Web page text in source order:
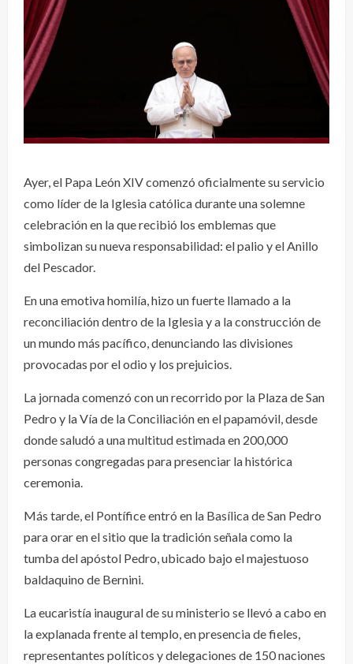
Ayer, el Papa León XIV comenzó oficialmente su servicio
como líder de la Iglesia católica durante una solemne
celebración en la que recibió los emblemas que
simbolizan su nueva responsabilidad: el palio y el Anillo
del Pescador.
En una emotiva homilía, hizo un fuerte llamado a la
reconciliación dentro de la Iglesia y a la construcción de
un mundo más pacífico, denunciando las divisiones
provocadas por el odio y los prejuicios.
La jornada comenzó con un recorrido por la Plaza de San
Pedro y la Vía de la Conciliación en el papamóvil, desde
donde saludó a una multitud estimada en 200,000
personas congregadas para presenciar la histórica
ceremonia.
Más tarde, el Pontífice entró en la Basílica de San Pedro
para orar en el sitio que la tradición señala como la
tumba del apóstol Pedro, ubicado bajo el majestuoso
baldaquino de Bernini.
La eucaristía inaugural de su ministerio se llevó a cabo en
la explanada frente al templo, en presencia de fieles,
representantes políticos y delegaciones de 150 naciones